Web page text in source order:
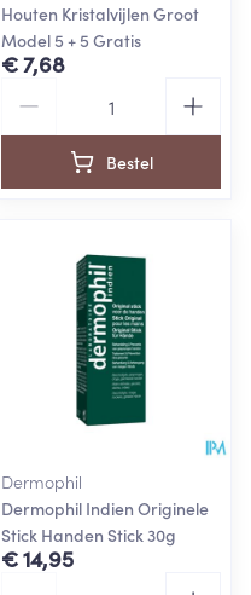
Houten Kristalvijlen Groot
Model 5 + 5 Gratis
€ 7,68
Bestel
Dermophil
Dermophil Indien Originele
Stick Handen Stick 30g
€ 14,95